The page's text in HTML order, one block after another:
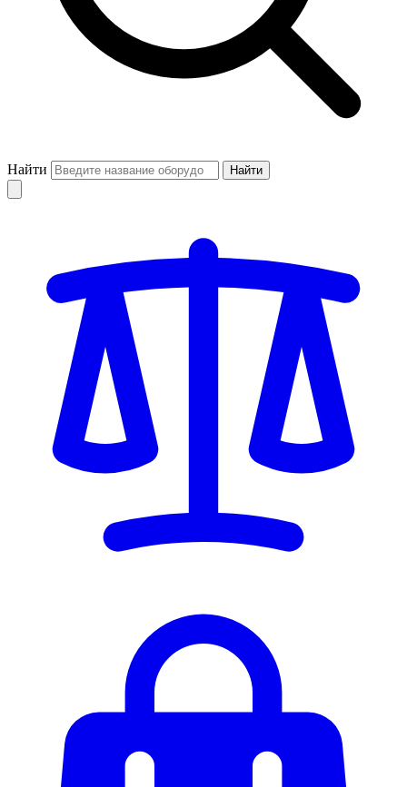
Найти Найти